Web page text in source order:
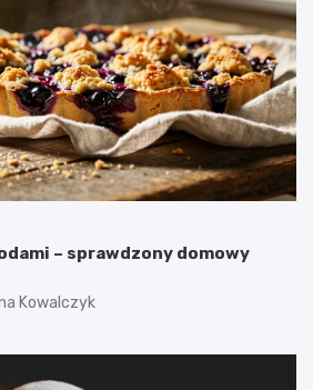
– sprawdzony domowy
Kowalczyk